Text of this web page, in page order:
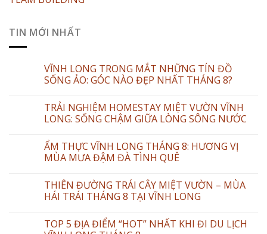
TIN MỚI NHẤT
VĨNH LONG TRONG MẮT NHỮNG TÍN ĐỒ
SỐNG ẢO: GÓC NÀO ĐẸP NHẤT THÁNG 8?
TRẢI NGHIỆM HOMESTAY MIỆT VƯỜN VĨNH
LONG: SỐNG CHẬM GIỮA LÒNG SÔNG NƯỚC
ẨM THỰC VĨNH LONG THÁNG 8: HƯƠNG VỊ
MÙA MƯA ĐẬM ĐÀ TÌNH QUÊ
THIÊN ĐƯỜNG TRÁI CÂY MIỆT VƯỜN – MÙA
HÁI TRÁI THÁNG 8 TẠI VĨNH LONG
TOP 5 ĐỊA ĐIỂM “HOT” NHẤT KHI ĐI DU LỊCH